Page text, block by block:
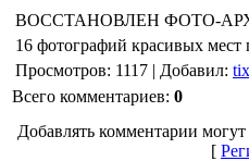
ВОССТАНОВЛЕН ФОТО-
16 фотографий красивых
Просмотров: 1117 | Добавил:
Всего комментариев: 0
Добавлять комментарии могут
[